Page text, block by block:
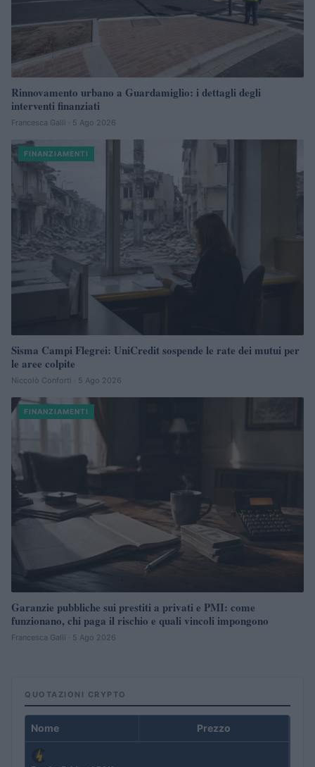
Rinnovamento urbano a Guardamiglio: i dettagli degli
interventi finanziati
Francesca Galli · 5 Ago 2026
FINANZIAMENTI
Sisma Campi Flegrei: UniCredit sospende le rate dei mutui per
le aree colpite
Niccolò Conforti · 5 Ago 2026
FINANZIAMENTI
Garanzie pubbliche sui prestiti a privati e PMI: come
funzionano, chi paga il rischio e quali vincoli impongono
Francesca Galli · 5 Ago 2026
QUOTAZIONI CRYPTO
Nome Prezzo